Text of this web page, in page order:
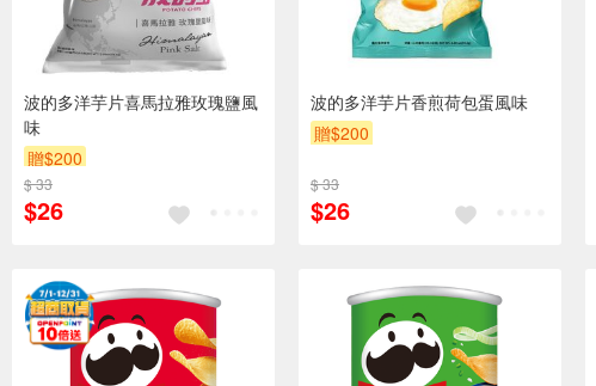
波的多洋芋片喜馬拉雅玫瑰鹽風
味
贈$200
$ 33
$26
波的多洋芋片香煎荷包蛋風味
贈$200
$ 33
$26